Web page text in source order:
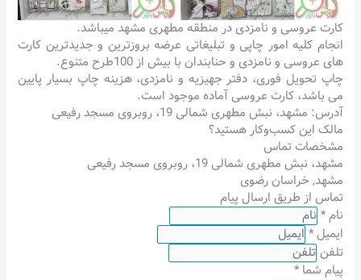
کارت عروسی و نامزدی در منطقه مطهری مشهد میباشد.
انجام کلیه امور چاپی و تبلیغاتی عرضه بروزترین و جدیدترین کارت
های عروسی و نامزدی و حنابندان با بیش از 100طرح متنوع.
چاپ تحویل فوری، دفتر جهیزیه و نامزدی، هزینه چاپ بسیار پایین
می باشد، کارت عروسی آماده موجود است.
آدرس: مشهد، نبش مطهری شمالی 19، روبروی مسجد رفیعی
مالک این کسب‌وکار هستید؟
مشخصات تماس
مشهد، نبش مطهری شمالی 19، روبروی مسجد رفیعی
مشهد, خراسان رضوی
تماس از طریق ارسال پیام
نام*
ایمیل*
تلفن
پیام شما*